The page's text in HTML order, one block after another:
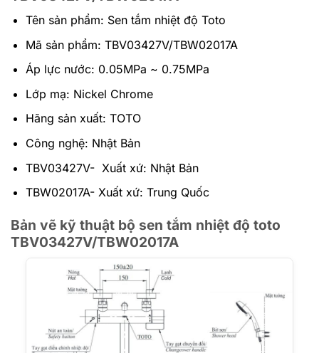
Tên sản phẩm: Sen tắm nhiệt độ Toto
Mã sản phẩm: TBV03427V/TBW02017A
Áp lực nước: 0.05MPa ~ 0.75MPa
Lớp mạ: Nickel Chrome
Hãng sản xuất: TOTO
Công nghệ: Nhật Bản
TBV03427V- Xuất xứ: Nhật Bản
TBW02017A- Xuất xứ: Trung Quốc
Bản vẽ kỹ thuật bộ sen tắm nhiệt độ toto
TBV03427V/TBW02017A